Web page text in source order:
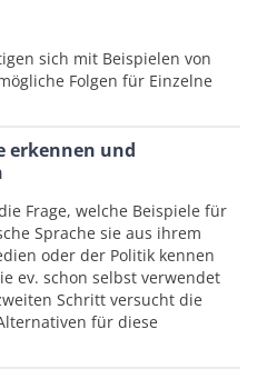
sich mit Beispielen von
Folgen für Einzelne
erkennen und
Frage, welche Beispiele für
Sprache sie aus ihrem
oder der Politik kennen
ev. schon selbst verwendet
Schritt versucht die
für diese